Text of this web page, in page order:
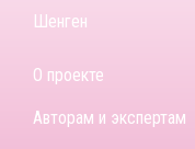
Шенген
О проекте
Авторам и экспертам